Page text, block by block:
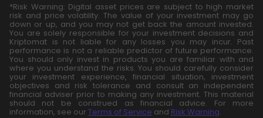
*Risk Warning: Digital asset prices are subject to high market
risk and price volatility. The value of your investment may go
down or up, and you may not get back the amount invested.
You are solely responsible for your investment decisions and
Kriptomat is not liable for any losses you may incur. Past
performance is not a reliable predictor of future performance.
You should only invest in products you are familiar with and
where you understand the risks. You should carefully consider
your investment experience, financial situation, investment
objectives and risk tolerance and consult an independent
financial adviser prior to making any investment. This material
should not be construed as financial advice. For more
information, see our Terms of Service and Risk Warning.